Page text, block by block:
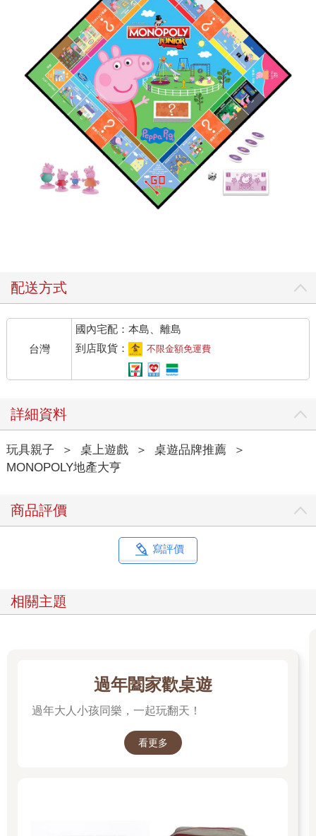
配送方式
台灣
國內宅配：本島、離島
到店取貨：
不限金額免運費
詳細資料
玩具親子 ＞ 桌上遊戲 ＞ 桌遊品牌推薦
＞
MONOPOLY地產大亨
商品評價
寫評價
相關主題
過年闔家歡桌遊
過年大人小孩同樂，一起玩翻天！
看更多